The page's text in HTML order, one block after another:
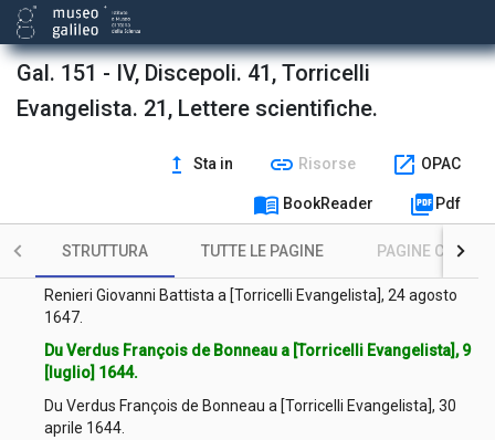
Gal. 151 - IV, Discepoli. 41, Torricelli
Evangelista. 21, Lettere scientifiche.
upgrade Sta in link Risorse open_in_new OPAC
menu_book BookReader picture_as_pdf Pdf
STRUTTURA TUTTE LE PAGINE PAGINE CON
Mersenne Marin a Torricelli Evangelista, 25 dicembre [1644].
Mersenne Marin a Torricelli Evangelista, 26 agosto 1646.
Mersenne Marin a Torricelli Evangelista, 10 gennaio 1645.
1647.
Renieri Giovanni Battista a [Torricelli Evangelista], 24 agosto
1647.
Du Verdus François de Bonneau a [Torricelli Evangelista], 9
[luglio] 1644.
Du Verdus François de Bonneau a [Torricelli Evangelista], 30
aprile 1644.